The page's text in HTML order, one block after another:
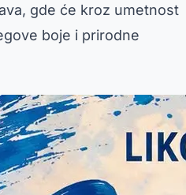
gde će kroz umetnost
boje i prirodne